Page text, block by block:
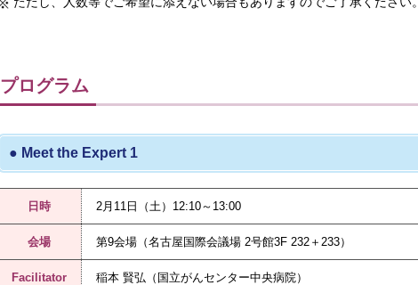
プログラム
● Meet the Expert 1
日時 2月11日（土）12:10～13:00
会場 第9会場（名古屋国際会議場 2号館3F 232＋233）
Facilitator 稲本 賢弘（国立がんセンター中央病院）